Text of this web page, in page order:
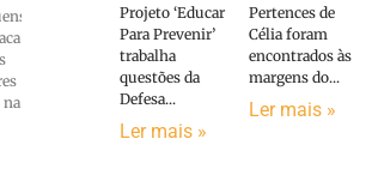
na
Projeto ‘Educar
Para Prevenir’
trabalha
questões da
Defesa...
Ler mais »
Pertences de
Célia foram
encontrados às
margens do...
Ler mais »